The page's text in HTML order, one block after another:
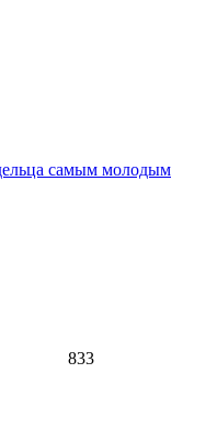
самым молодым
833